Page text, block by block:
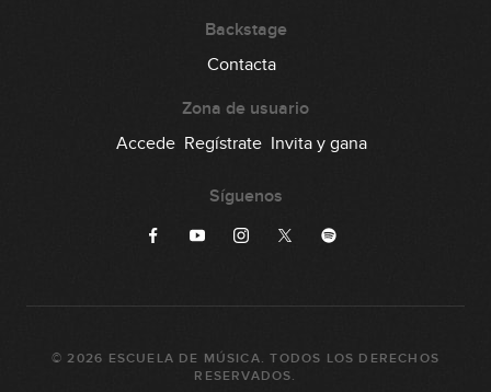
Backstage
Contacta
Zona de usuario
Accede Regístrate Invita y gana
Síguenos
©2026 ESCUELA DE MÚSICA. TODOS LOS DERECHOS
RESERVADOS.